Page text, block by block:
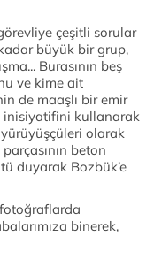
çeşitli sorular
büyük bir grup,
Burasının beş
ve kime ait
de maaşlı bir emir
inisiyatifini kullanarak
olarak
beton
duyarak Bozbük’e
binerek,